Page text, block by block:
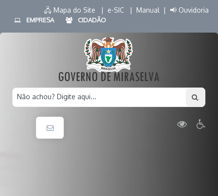
🖧 Mapa do Site | e-SIC | Manual | 📢 Ouvidoria
EMPRESA CIDADÃO
Não achou? Digite aqui...